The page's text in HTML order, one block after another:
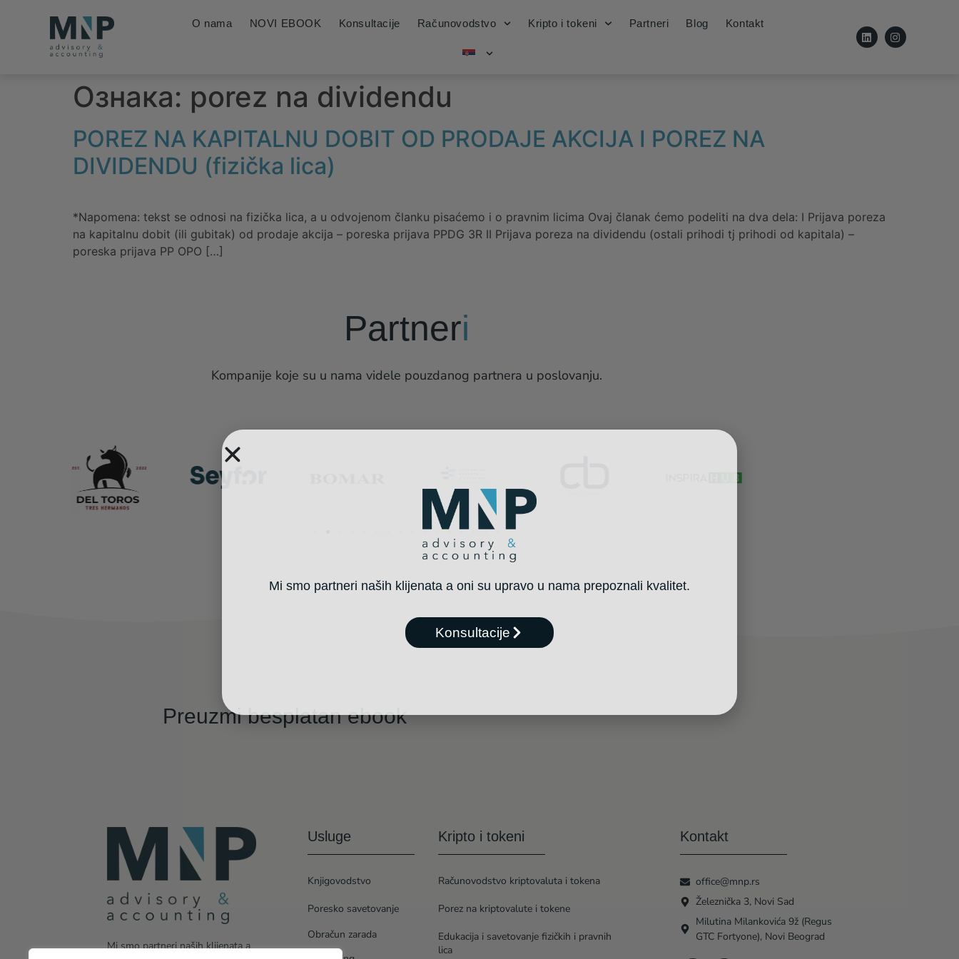
O nama NOVI EBOOK Konsultacije Računovodstvo Kripto i tokeni Partneri Blog Kontakt
Ознака: porez na dividendu
POREZ NA KAPITALNU DOBIT OD PRODAJE AKCIJA I POREZ NA
DIVIDENDU (fizička lica)
*Napomena: tekst se odnosi na fizička lica, a u odvojenom članku pisaćemo i o pravnim licima Ovaj članak ćemo podeliti na dva dela: I Prijava poreza
na kapitalnu dobit (ili gubitak) od prodaje akcija – poreska prijava PPDG 3R II Prijava poreza na dividendu (ostali prihodi tj prihodi od kapitala) –
poreska prijava PP OPO […]
Partneri
Kompanije koje su u nama videle pouzdanog partnera u poslovanju.
Preuzmi besplatan ebook
Mi smo partneri naših klijenata a
Usluge
Knjigovodstvo
Poresko savetovanje
Obračun zarada
Kripto i tokeni
Računovodstvo kriptovaluta i tokena
Porez na kriptovalute i tokene
Edukacija i savetovanje fizičkih i pravnih
lica
Kontakt
office@mnp.rs
Železnička 3, Novi Sad
Milutina Milankovića 9ž (Regus
GTC Fortyone), Novi Beograd
Mi smo partneri naših klijenata a oni su upravo u nama prepoznali kvalitet.
Konsultacije